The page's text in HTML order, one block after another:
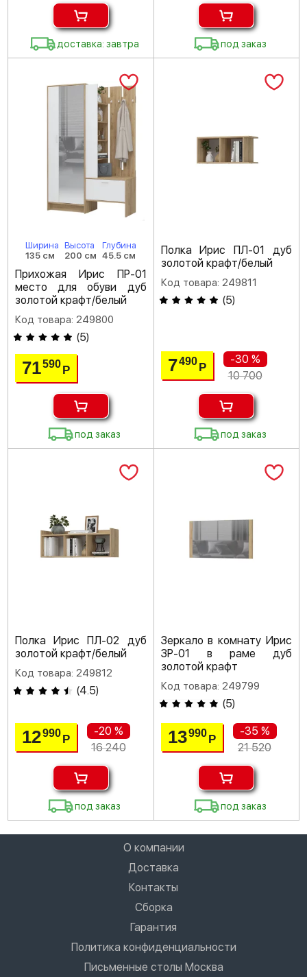
доставка: завтра под заказ
Ширина
135 см
Высота
200 см
Глубина
45.5 см
Прихожая Ирис ПР-01
место для обуви дуб
золотой крафт/белый
Код товара: 249800
(5)
71590Р
под заказ
Полка Ирис ПЛ-01 дуб
золотой крафт/белый
Код товара: 249811
(5)
7490 Р
-30 %
10 700
под заказ
Полка Ирис ПЛ-02 дуб
золотой крафт/белый
Код товара: 249812
(4.5)
12990Р
-20 %
16 240
под заказ
Зеркало в комнату Ирис
ЗР-01 в раме дуб
золотой крафт
Код товара: 249799
(5)
13990 Р
-35 %
21 520
под заказ
О компании
Доставка
Контакты
Сборка
Гарантия
Политика конфиденциальности
Письменные столы Москва